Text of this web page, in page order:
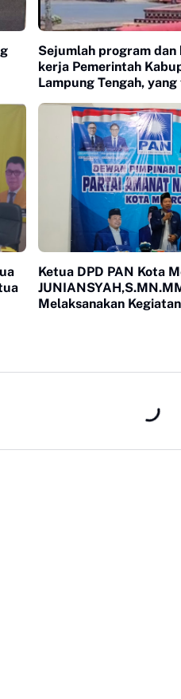
Sejumlah program dan
kerja Pemerintah
Lampung Tengah,
2026 diduga kuat
kelumpuhan total
Ketua DPD PAN Kota
Melaksanakan